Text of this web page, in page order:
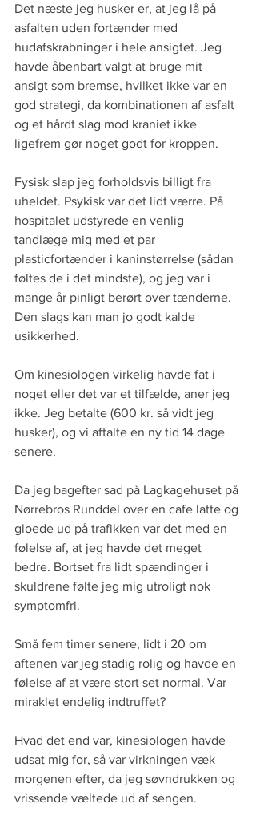
Det næste jeg husker er, at jeg lå på
asfalten uden fortænder med
hudafskrabninger i hele ansigtet. Jeg
havde åbenbart valgt at bruge mit
ansigt som bremse, hvilket ikke var en
god strategi, da kombinationen af asfalt
og et hårdt slag mod kraniet ikke
ligefrem gør noget godt for kroppen.
Fysisk slap jeg forholdsvis billigt fra
uheldet. Psykisk var det lidt værre. På
hospitalet udstyrede en venlig
tandlæge mig med et par
plasticfortænder i kaninstørrelse (sådan
føltes de i det mindste), og jeg var i
mange år pinligt berørt over tænderne.
Den slags kan man jo godt kalde
usikkerhed.
Om kinesiologen virkelig havde fat i
noget eller det var et tilfælde, aner jeg
ikke. Jeg betalte (600 kr. så vidt jeg
husker), og vi aftalte en ny tid 14 dage
senere.
Da jeg bagefter sad på Lagkagehuset på
Nørrebros Runddel over en cafe latte og
gloede ud på trafikken var det med en
følelse af, at jeg havde det meget
bedre. Bortset fra lidt spændinger i
skuldrene følte jeg mig utroligt nok
symptomfri.
Små fem timer senere, lidt i 20 om
aftenen var jeg stadig rolig og havde en
følelse af at være stort set normal. Var
miraklet endelig indtruffet?
Hvad det end var, kinesiologen havde
udsat mig for, så var virkningen væk
morgenen efter, da jeg søvndrukken og
vrissende væltede ud af sengen.